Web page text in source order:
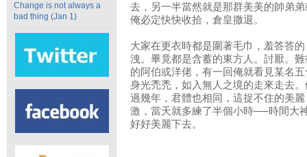
Change is not always a
bad thing (Jan 1)
去，另一半當然就是那群美美的帥弟
俺必定快快收拾，倉皇撒退。
大家在更衣時都是圍著毛巾，羞答答
洩。畢竟都是含蓄的東方人。討厭。
的阿伯或洋佬，有一回俺就看見某名
身光禿禿，如入無人之境的走來走去
過幾年，君體也相同，這捉不住的美
激，當天就多練了半個小時──時間大
好好美麗下去。